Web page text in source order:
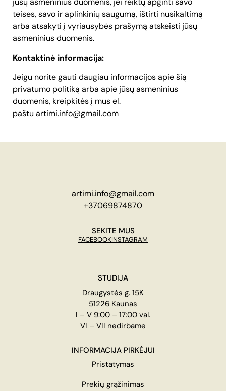
teises, savo ir aplinkinių saugumą, ištirti nusikaltimą
arba atsakyti į vyriausybės prašymą atskeisti jūsų
asmeninius duomenis.
Kontaktinė informacija:
Jeigu norite gauti daugiau informacijos apie šią
privatumo politiką arba apie jūsų asmeninius
duomenis, kreipkitės į mus el.
paštu artimi.info@gmail.com
artimi.info@gmail.com
+37069874870
STUDIJA
Draugystės g. 15K
51226 Kaunas
I – V 9:00 – 17:00 val.
VI – VII nedirbame
INFORMACIJA PIRKĖJUI
Pristatymas
Prekių grąžinimas
SEKITE MUS
FACEBOOKINSTAGRAM